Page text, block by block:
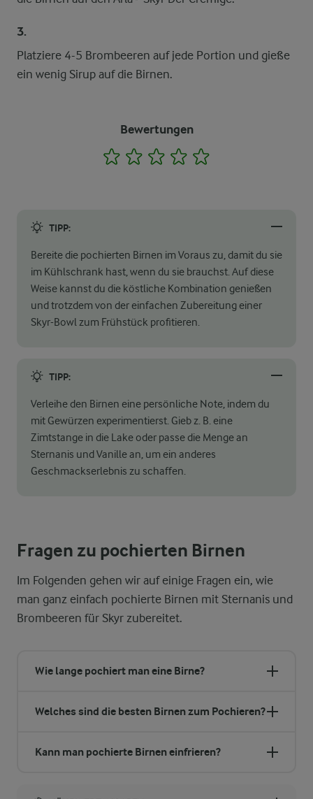
3.
Platziere 4-5 Brombeeren auf jede Portion und gieße
ein wenig Sirup auf die Birnen.
Bewertungen
1 2 3 4
TIPP:
Bereite die pochierten Birnen im Voraus zu, damit du sie
im Kühlschrank hast, wenn du sie brauchst. Auf diese
Weise kannst du die köstliche Kombination genießen
und trotzdem von der einfachen Zubereitung einer
Skyr-Bowl zum Frühstück profitieren.
TIPP:
Verleihe den Birnen eine persönliche Note, indem du
mit Gewürzen experimentierst. Gieb z. B. eine
Zimtstange in die Lake oder passe die Menge an
Sternanis und Vanille an, um ein anderes
Geschmackserlebnis zu schaffen.
Fragen zu pochierten Birnen
Im Folgenden gehen wir auf einige Fragen ein, wie
man ganz einfach pochierte Birnen mit Sternanis und
Brombeeren für Skyr zubereitet.
Wie lange pochiert man eine Birne?
Welches sind die besten Birnen zum Pochieren?
Kann man pochierte Birnen einfrieren?